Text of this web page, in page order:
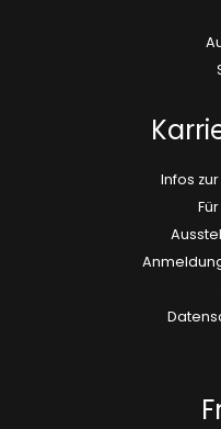
Infos